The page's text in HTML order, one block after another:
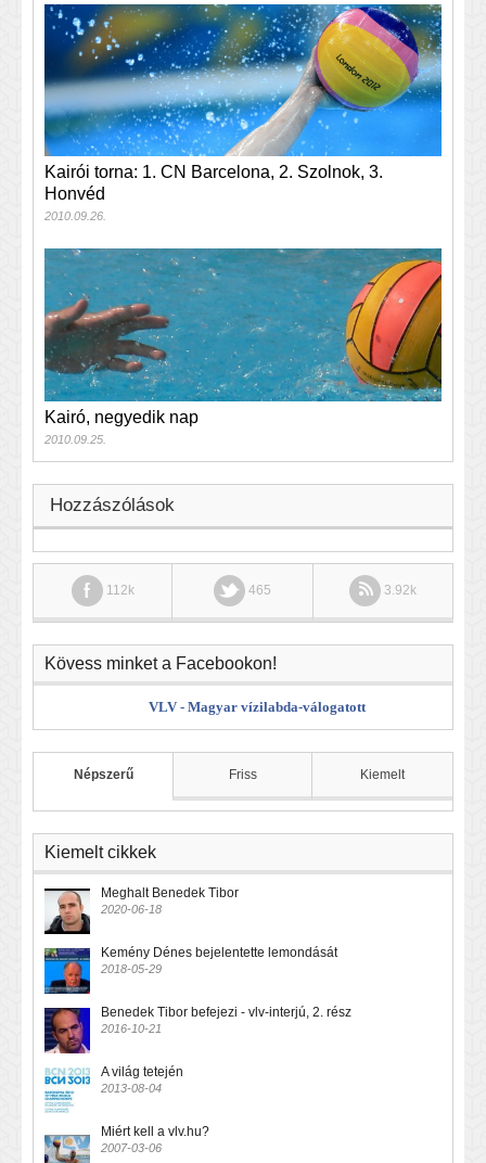
Kairói torna: 1. CN Barcelona, 2. Szolnok, 3.
Honvéd
2010.09.26.
Kairó, negyedik nap
2010.09.25.
Hozzászólások
112k 465 3.92k
Kövess minket a Facebookon!
VLV - Magyar vízilabda-válogatott
Népszerű Friss Kiemelt
Kiemelt cikkek
Meghalt Benedek Tibor
2020-06-18
Kemény Dénes bejelentette lemondását
2018-05-29
Benedek Tibor befejezi - vlv-interjú, 2. rész
2016-10-21
A világ tetején
2013-08-04
Miért kell a vlv.hu?
2007-03-06